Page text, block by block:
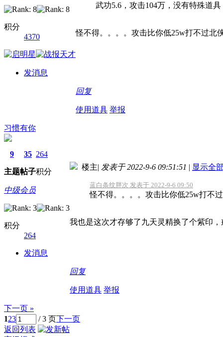
积分
4370
发消息
武功5.6，攻击104万，没有特殊道
怪不得。。。。攻击比你低25w打不过北
回复
使用道具 举报
习惯有你
9
主题
35
帖子
264
积分
中级会员
积分
264
发消息
楼主| 发表于 2022-9-6 09:51:51 | 显示全
蓝白条纹胖次 发表于 2022-9-6 09:50
怪不得。。。。攻击比你低25w打不
我也是这次才存够了九天灵精换了个紫印
回复
使用道具 举报
下一页 »
123 / 3 页下一页
返回列表